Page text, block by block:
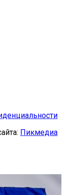
Пикмедиа